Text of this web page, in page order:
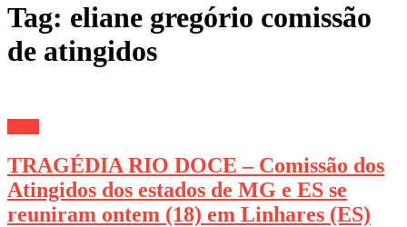
Tag: eliane gregório comissão
de atingidos
TRAGÉDIA RIO DOCE – Comissão dos
Atingidos dos estados de MG e ES se
reuniram ontem (18) em Linhares (ES)